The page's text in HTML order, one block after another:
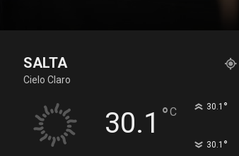
SALTA
Cielo Claro
30.1 °C 30.1 °
30.1 °